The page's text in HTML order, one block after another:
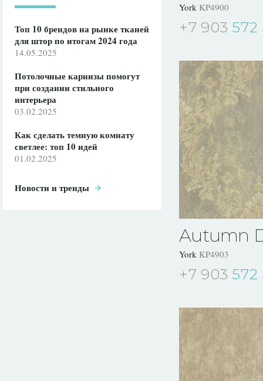
Топ 10 брендов на рынке тканей
для штор по итогам 2024 года
14.05.2025
Потолочные карнизы помогут
при создании стильного
интерьера
03.02.2025
Как сделать темную комнату
светлее: топ 10 идей
01.02.2025
Новости и тренды
York KP4900
+7 903 572
Autumn
York KP4903
+7 903 572